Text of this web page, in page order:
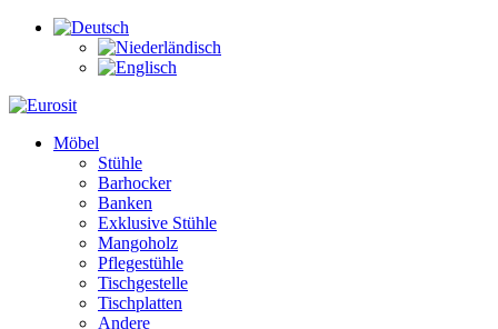
Möbel
Stühle
Barhocker
Banken
Exklusive Stühle
Mangoholz
Pflegestühle
Tischgestelle
Tischplatten
Andere